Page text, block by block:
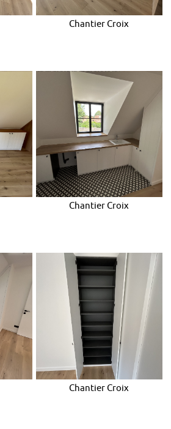
Chantier Croix
Chantier Croix
Chantier Croix